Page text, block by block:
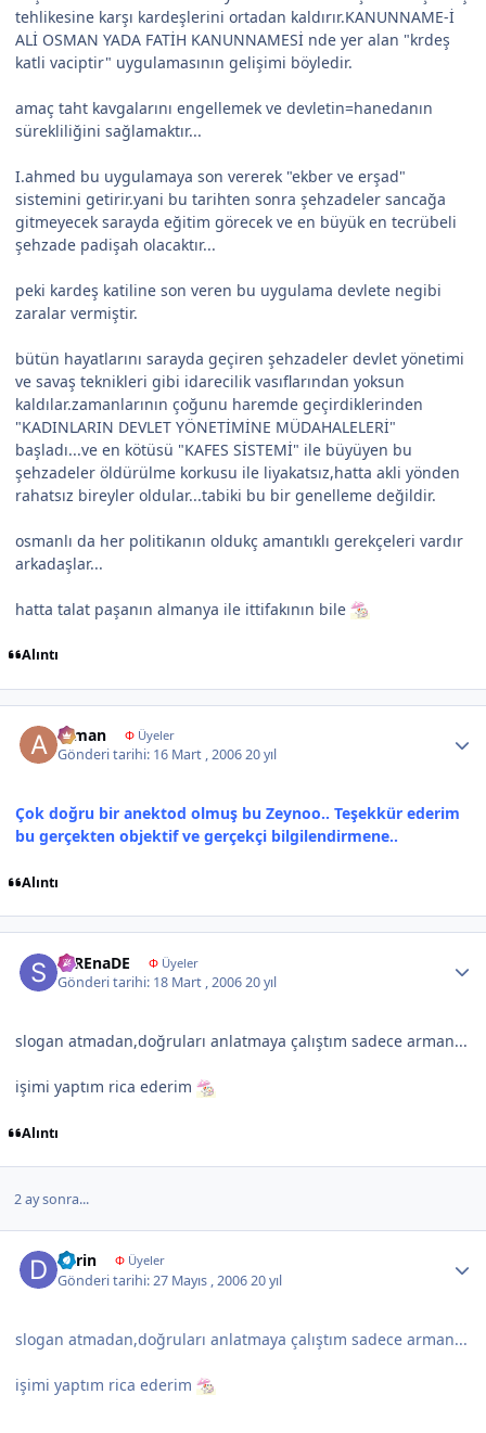
tehlikesine karşı kardeşlerini ortadan kaldırır.KANUNNAME-İ
ALİ OSMAN YADA FATİH KANUNNAMESİ nde yer alan "krdeş
katli vaciptir" uygulamasının gelişimi böyledir.
amaç taht kavgalarını engellemek ve devletin=hanedanın
sürekliliğini sağlamaktır...
I.ahmed bu uygulamaya son vererek "ekber ve erşad"
sistemini getirir.yani bu tarihten sonra şehzadeler sancağa
gitmeyecek sarayda eğitim görecek ve en büyük en tecrübeli
şehzade padişah olacaktır...
peki kardeş katiline son veren bu uygulama devlete negibi
zaralar vermiştir.
bütün hayatlarını sarayda geçiren şehzadeler devlet yönetimi
ve savaş teknikleri gibi idarecilik vasıflarından yoksun
kaldılar.zamanlarının çoğunu haremde geçirdiklerinden
"KADINLARIN DEVLET YÖNETİMİNE MÜDAHALELERİ"
başladı...ve en kötüsü "KAFES SİSTEMİ" ile büyüyen bu
şehzadeler öldürülme korkusu ile liyakatsız,hatta akli yönden
rahatsız bireyler oldular...tabiki bu bir genelleme değildir.
osmanlı da her politikanın oldukç amantıklı gerekçeleri vardır
arkadaşlar...
hatta talat paşanın almanya ile ittifakının bile
Alıntı
arman ΦÜyeler
Gönderi tarihi: 16 Mart , 200620 yıl
Çok doğru bir anektod olmuş bu Zeynoo.. Teşekkür ederim
bu gerçekten objektif ve gerçekçi bilgilendirmene..
Alıntı
seREnaDE ΦÜyeler
Gönderi tarihi: 18 Mart , 200620 yıl
slogan atmadan,doğruları anlatmaya çalıştım sadece arman...
işimi yaptım rica ederim
Alıntı
2 ay sonra...
derin ΦÜyeler
Gönderi tarihi:27 Mayıs , 200620 yıl
slogan atmadan,doğruları anlatmaya çalıştım sadece arman...
işimi yaptım rica ederim